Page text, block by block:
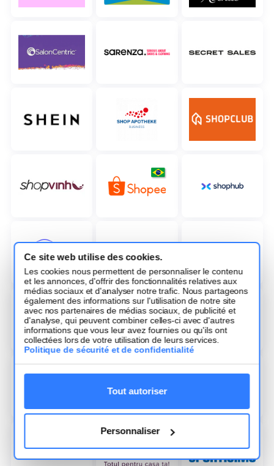
Ce site web utilise des cookies.
Les cookies nous permettent de personnaliser le contenu
et les annonces, d'offrir des fonctionnalités relatives aux
médias sociaux et d'analyser notre trafic. Nous partageons
également des informations sur l'utilisation de notre site
avec nos partenaires de médias sociaux, de publicité et
d'analyse, qui peuvent combiner celles-ci avec d'autres
informations que vous leur avez fournies ou qu'ils ont
collectées lors de votre utilisation de leurs services.
Politique de sécurité et de confidentialité
Tout autoriser
Personnaliser